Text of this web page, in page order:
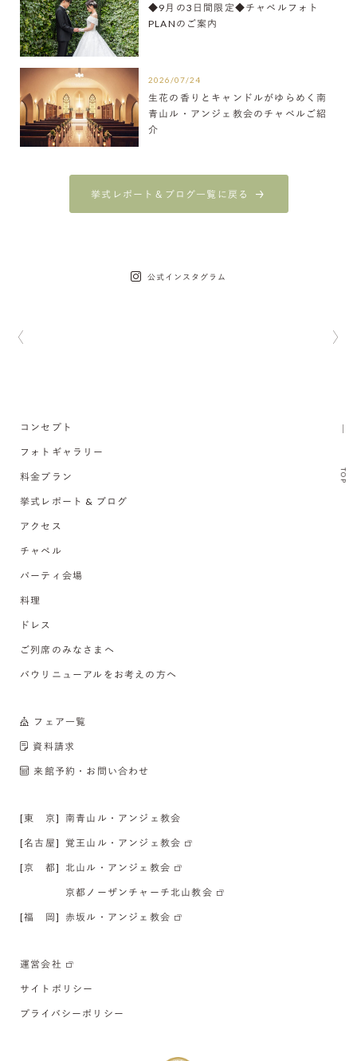
◆9月の3日間限定◆チャペルフォト
PLANのご案内
2026/07/24
生花の香りとキャンドルがゆらめく南
青山ル・アンジェ教会のチャペルご紹
介
挙式レポート＆ブログ一覧に戻る
公式インスタグラム
TOP
コンセプト
フォトギャラリー
料金プラン
挙式レポート & ブログ
アクセス
チャペル
パーティ会場
料理
ドレス
ご列席のみなさまへ
バウリニューアルをお考えの方へ
フェア一覧
資料請求
来館予約・お問い合わせ
[東 京] 南青山ル・アンジェ教会
[名古屋] 覚王山ル・アンジェ教会
[京 都] 北山ル・アンジェ教会
京都ノーザンチャーチ北山教会
[福 岡] 赤坂ル・アンジェ教会
運営会社
サイトポリシー
プライバシーポリシー